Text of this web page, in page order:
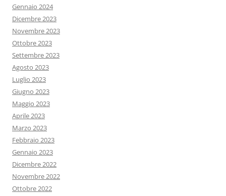
Gennaio 2024
Dicembre 2023
Novembre 2023
Ottobre 2023
Settembre 2023
Agosto 2023
Luglio 2023
Giugno 2023
Maggio 2023
Aprile 2023
Marzo 2023
Febbraio 2023
Gennaio 2023
Dicembre 2022
Novembre 2022
Ottobre 2022